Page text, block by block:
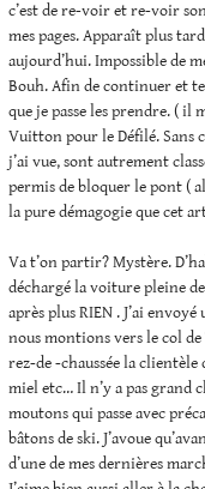
c’est de re-voir et re-voir
mes pages. Apparaît plus
aujourd’hui. Impossible de
Bouh. Afin de continuer et
que je passe les prendre. ( il
Vuitton pour le Défilé. Sans
j’ai vue, sont autrement
permis de bloquer le pont (
la pure démagogie que cet
Va t’on partir? Mystère.
déchargé la voiture pleine
après plus RIEN . J’ai
nous montions vers le col
rez-de -chaussée la clientèle
miel etc… Il n’y a pas grand
moutons qui passe avec
bâtons de ski. J’avoue
d’une de mes dernières